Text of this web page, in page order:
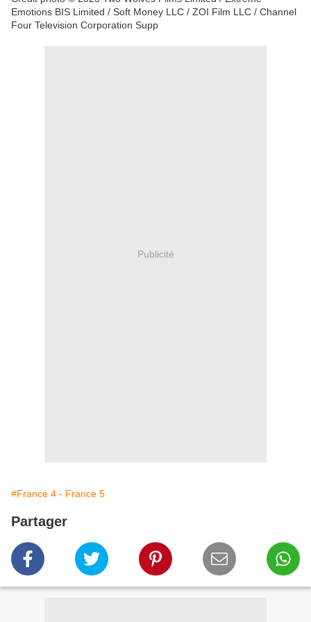
Emotions BIS Limited / Soft Money LLC / ZOI Film LLC / Channel
Four Television Corporation Supp
Publicité
#France 4 - France 5
Partager